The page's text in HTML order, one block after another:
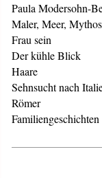
Paula Modersohn-
Maler, Meer, Mythos
Frau sein
Der kühle Blick
Haare
Sehnsucht nach
Römer
Familiengeschichten